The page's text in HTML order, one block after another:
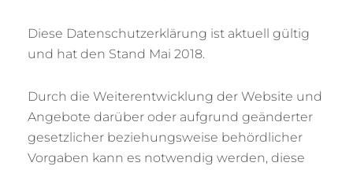
Diese Datenschutzerklärung ist aktuell gültig
und hat den Stand Mai 2018.
Durch die Weiterentwicklung der Website und
Angebote darüber oder aufgrund geänderter
gesetzlicher beziehungsweise behördlicher
Vorgaben kann es notwendig werden, diese